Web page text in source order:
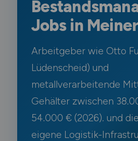
Jobs in
Arbeitgeber wie Otto
Lüdenscheid) und
metallverarbeitende
Gehälter zwischen
54.000 € (2026). und
eigene Logistik-